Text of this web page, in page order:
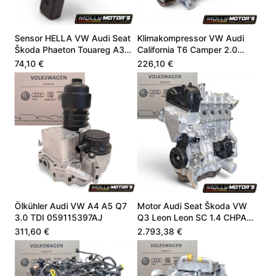
Sensor HELLA VW Audi Seat
Škoda Phaeton Touareg A3
4.9 06E907660
74,10 €
Klimakompressor VW Audi
California T6 Camper 2.0
CZSE DZLA 7LA816803A
226,10 €
Ölkühler Audi VW A4 A5 Q7
3.0 TDI 059115397AJ
311,60 €
Motor Audi Seat Škoda VW
Q3 Leon Leon SC 1.4 CHPA
CHPB 04E100098A
2.793,38 €